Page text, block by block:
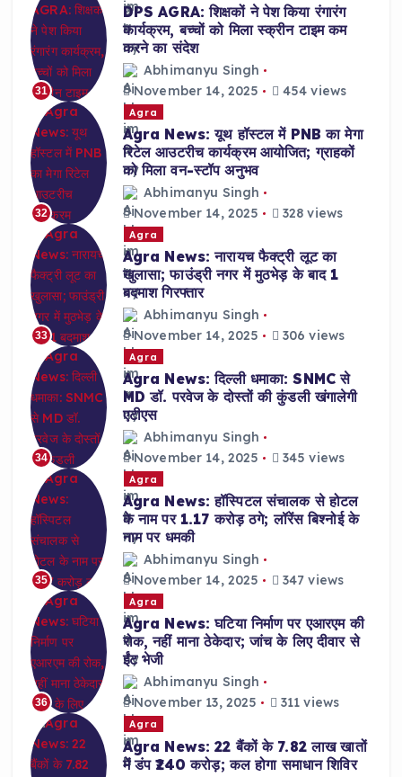
31
DPS AGRA: शिक्षकों ने पेश किया रंगारंग
कार्यक्रम, बच्चों को मिला स्क्रीन टाइम कम
करने का संदेश
Abhimanyu Singh
November 14, 2025
454 views
32
Agra
Agra News: यूथ हॉस्टल में PNB का मेगा
रिटेल आउटरीच कार्यक्रम आयोजित; ग्राहकों
को मिला वन-स्टॉप अनुभव
Abhimanyu Singh
November 14, 2025
328 views
33
Agra
Agra News: नारायच फैक्ट्री लूट का
खुलासा; फाउंड्री नगर में मुठभेड़ के बाद 1
बदमाश गिरफ्तार
Abhimanyu Singh
November 14, 2025
306 views
34
Agra
Agra News: दिल्ली धमाका: SNMC से
MD डॉ. परवेज के दोस्तों की कुंडली खंगालेगी
एटीएस
Abhimanyu Singh
November 14, 2025
345 views
35
Agra
Agra News: हॉस्पिटल संचालक से होटल
के नाम पर 1.17 करोड़ ठगे; लॉरेंस बिश्नोई के
नाम पर धमकी
Abhimanyu Singh
November 14, 2025
347 views
36
Agra
Agra News: घटिया निर्माण पर एआरएम की
रोक, नहीं माना ठेकेदार; जांच के लिए दीवार से
ईंट भेजी
Abhimanyu Singh
November 13, 2025
311 views
Agra
Agra News: 22 बैंकों के 7.82 लाख खातों
में डंप ₹240 करोड़; कल होगा समाधान शिविर